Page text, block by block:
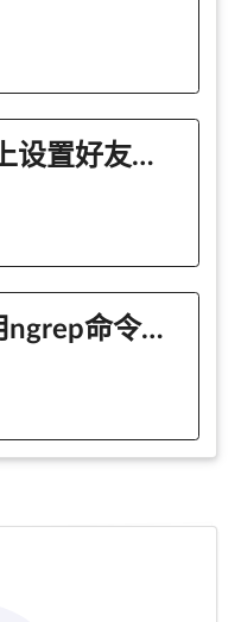
如何在Steam平台上设置好友在线状态？
如何在Linux中使用ngrep命令搜索网络数据包